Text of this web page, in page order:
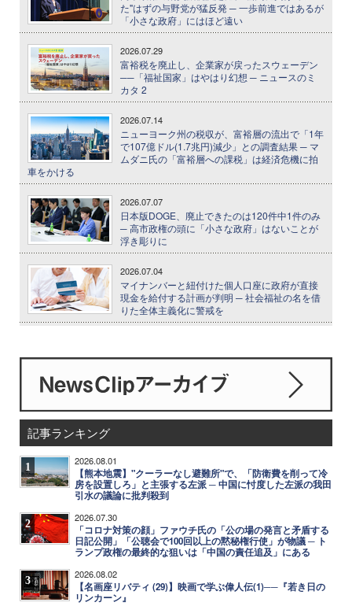
た"はずの与野党が猛反発 ─ 一歩前進ではあるが
「小さな政府」にはほど遠い
2026.07.29
富裕税を廃止し、企業家が戻ったスウェーデン
──「福祉国家」はやはり幻想 ─ ニュースのミ
カタ 2
2026.07.14
ニューヨーク州の税収が、富裕層の流出で「1年
で107億ドル(1.7兆円)減少」との調査結果 ─ マ
ムダニ氏の「富裕層への課税」は経済危機に拍
車をかける
2026.07.07
日本版DOGE、廃止できたのは120件中1件のみ
─ 高市政権の頭に「小さな政府」はないことが
浮き彫りに
2026.07.04
マイナンバーと紐付けた個人口座に政府が直接
現金を給付する計画が判明 ─ 社会福祉の名を借
りた全体主義化に警戒を
記事ランキング
1 2026.08.01
【熊本地震】"クーラーなし避難所"で、「防衛費を削って冷
房を設置しろ」と主張する左派 ─ 中国に忖度した左派の我田
引水の議論に批判殺到
2 2026.07.30
「コロナ対策の顔」ファウチ氏の「公の場の発言と矛盾する
日記公開」「公聴会で100回以上の黙秘権行使」が物議 ─ ト
ランプ政権の最終的な狙いは「中国の責任追及」にある
3 2026.08.02
【名画座リバティ (29)】映画で学ぶ偉人伝(1)──『若き日の
リンカーン』